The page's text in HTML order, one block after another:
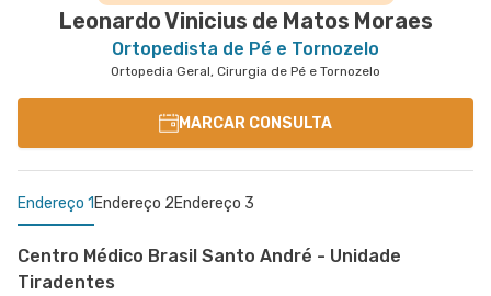
Leonardo Vinicius de Matos Moraes
Ortopedista de Pé e Tornozelo
Ortopedia Geral, Cirurgia de Pé e Tornozelo
MARCAR CONSULTA
Endereço 1 Endereço 2Endereço 3
Centro Médico Brasil Santo André - Unidade
Tiradentes